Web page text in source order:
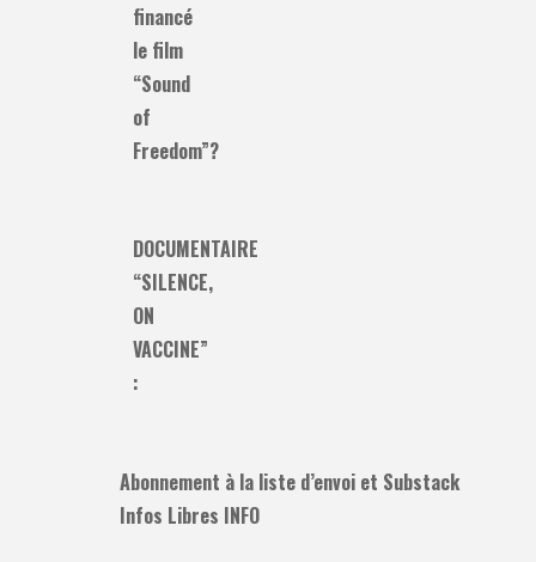
financé
le film
“Sound
of
Freedom”?
DOCUMENTAIRE
“SILENCE,
ON
VACCINE”
:
Abonnement à la liste d’envoi et Substack
Infos Libres INFO